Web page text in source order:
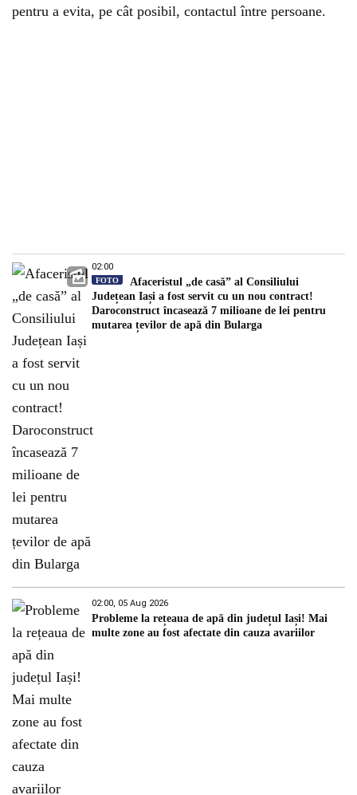
pentru a evita, pe cât posibil, contactul între persoane.
02:00
FOTO
Afaceristul „de casă” al Consiliului
Județean Iași a fost servit cu un nou contract!
Daroconstruct încasează 7 milioane de lei pentru
mutarea țevilor de apă din Bularga
02:00, 05 Aug 2026
Probleme la rețeaua de apă din județul Iași! Mai
multe zone au fost afectate din cauza avariilor